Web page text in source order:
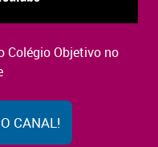
Colégio Objetivo no
CANAL!